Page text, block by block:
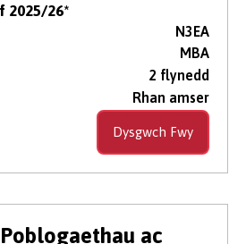
2025/26*
N3EA
MBA
2 flynedd
Rhan amser
Dysgwch Fwy
ac